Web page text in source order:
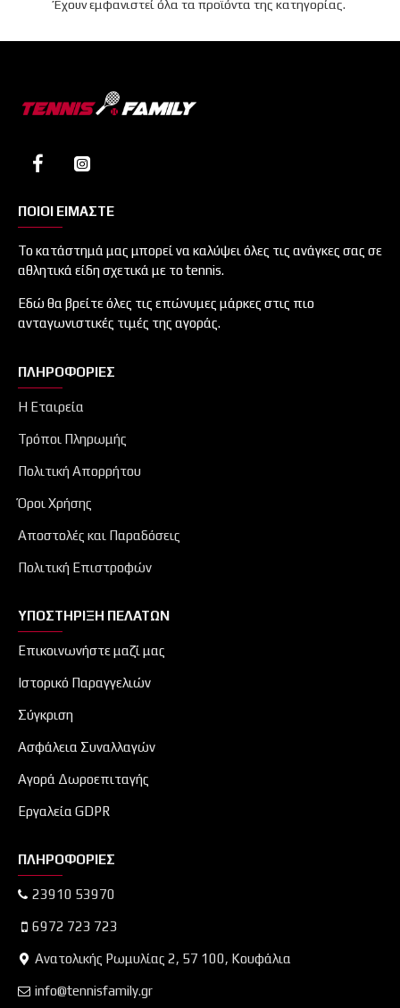
Έχουν εμφανιστεί όλα τα προϊόντα της κατηγορίας.
ΠΟΙΟΙ ΕΙΜΑΣΤΕ
Το κατάστημά μας μπορεί να καλύψει όλες τις ανάγκες σας σε
αθλητικά είδη σχετικά με το tennis.
Εδώ θα βρείτε όλες τις επώνυμες μάρκες στις πιο
ανταγωνιστικές τιμές της αγοράς.
ΠΛΗΡΟΦΟΡΊΕΣ
Η Εταιρεία
Τρόποι Πληρωμής
Πολιτική Απορρήτου
Όροι Χρήσης
Αποστολές και Παραδόσεις
Πολιτική Επιστροφών
ΥΠΟΣΤΉΡΙΞΗ ΠΕΛΑΤΏΝ
Επικοινωνήστε μαζί μας
Ιστορικό Παραγγελιών
Σύγκριση
Ασφάλεια Συναλλαγών
Αγορά Δωροεπιταγής
Εργαλεία GDPR
ΠΛΗΡΟΦΟΡΊΕΣ
23910 53970
6972 723 723
Ανατολικής Ρωμυλίας 2, 57 100, Κουφάλια
info@tennisfamily.gr